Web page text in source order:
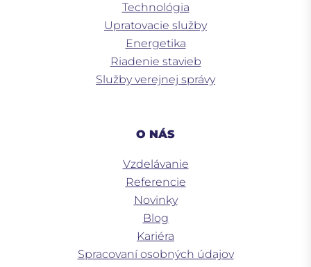
Technológia
Upratovacie služby
Energetika
Riadenie stavieb
Služby verejnej správy
O NÁS
Vzdelávanie
Referencie
Novinky
Blog
Kariéra
Spracovaní osobných údajov